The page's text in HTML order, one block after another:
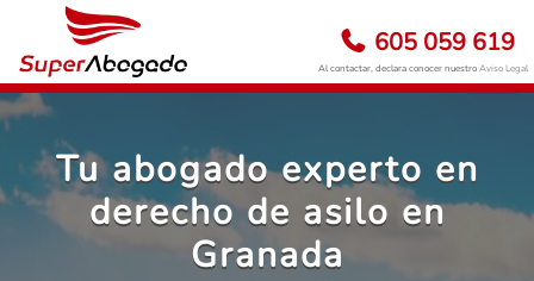
605 059 619
Al contactar, declara conocer nuestroAviso Legal
Tu abogado experto en
derecho de asilo en
Granada